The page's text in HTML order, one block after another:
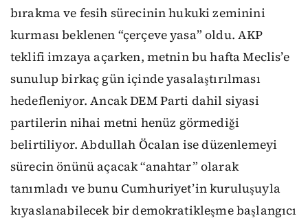
bırakma ve fesih sürecinin hukuki zeminini
kurması beklenen “çerçeve yasa” oldu. AKP
teklifi imzaya açarken, metnin bu hafta Meclis’e
sunulup birkaç gün içinde yasalaştırılması
hedefleniyor. Ancak DEM Parti dahil siyasi
partilerin nihai metni henüz görmediği
belirtiliyor. Abdullah Öcalan ise düzenlemeyi
sürecin önünü açacak “anahtar” olarak
tanımladı ve bunu Cumhuriyet’in kuruluşuyla
kıyaslanabilecek bir demokratikleşme başlangıcı